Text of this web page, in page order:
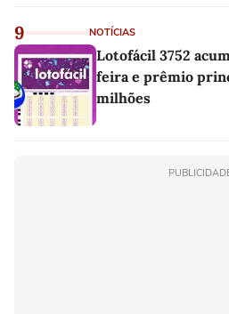
9 NOTÍCIAS
Lotofácil 3752
feira e prêmio
milhões